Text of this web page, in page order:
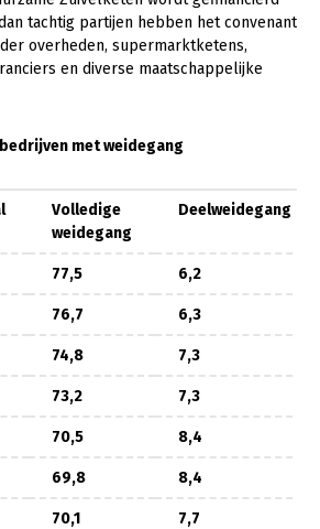
tachtig partijen hebben het convenant
overheden, supermarktketens,
en diverse maatschappelijke
met weidegang
Volledige
weidegang
Deelweidegang
77,5 6,2
76,7 6,3
74,8 7,3
73,2 7,3
70,5 8,4
69,8 8,4
70,1 7,7